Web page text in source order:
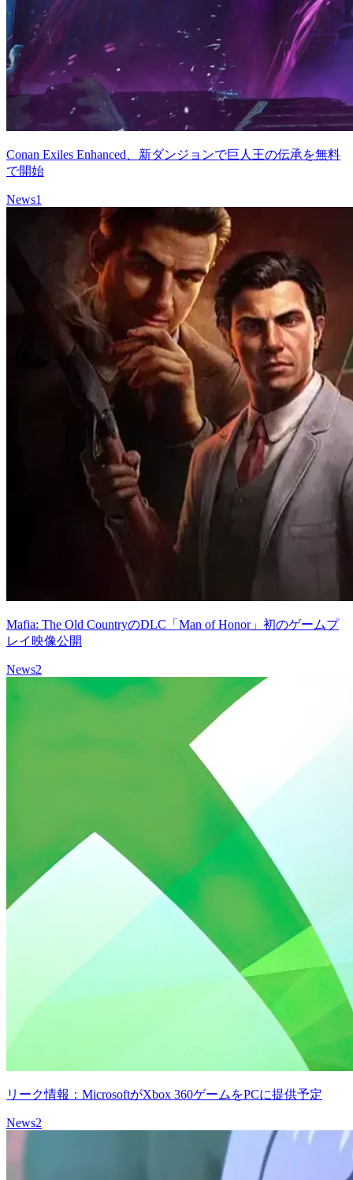
Conan Exiles Enhanced、新ダンジョンで巨人王の伝承を無料
で開始
News1
Mafia: The Old CountryのDLC「Man of Honor」初のゲームプ
レイ映像公開
News2
リーク情報：MicrosoftがXbox 360ゲームをPCに提供予定
News2